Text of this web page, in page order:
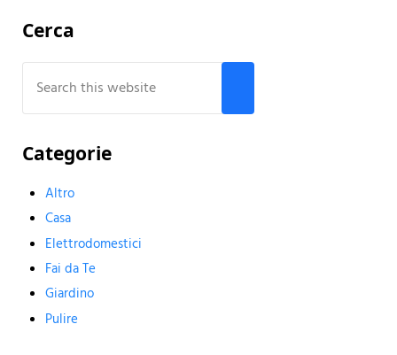
Sidebar
Cerca
Search this website
Categorie
Altro
Casa
Elettrodomestici
Fai da Te
Giardino
Pulire